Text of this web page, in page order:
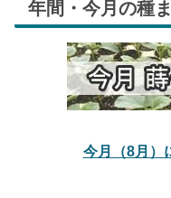
年間・今月の種
今月（8月）